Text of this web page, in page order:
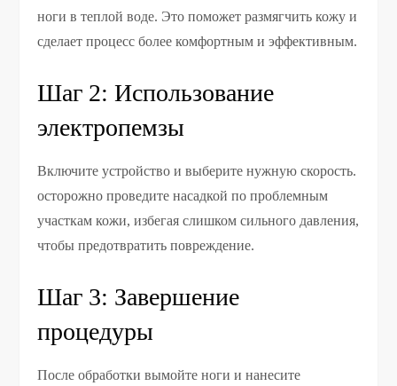
ноги в теплой воде. Это поможет размягчить кожу и
сделает процесс более комфортным и эффективным.
Шаг 2: Использование
электропемзы
Включите устройство и выберите нужную скорость.
осторожно проведите насадкой по проблемным
участкам кожи, избегая слишком сильного давления,
чтобы предотвратить повреждение.
Шаг 3: Завершение
процедуры
После обработки вымойте ноги и нанесите